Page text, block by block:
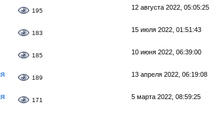
195 12 августа 2022, 05:05:25
183 15 июля 2022, 01:51:43
185 10 июня 2022, 06:39:00
189 13 апреля 2022, 06:19:08
171 5 марта 2022, 08:59:25